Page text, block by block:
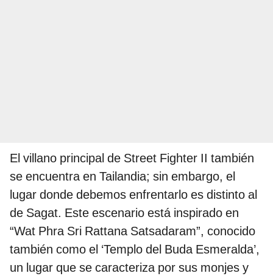
El villano principal de Street Fighter II también
se encuentra en Tailandia; sin embargo, el
lugar donde debemos enfrentarlo es distinto al
de Sagat. Este escenario está inspirado en
“Wat Phra Sri Rattana Satsadaram”, conocido
también como el ‘Templo del Buda Esmeralda’,
un lugar que se caracteriza por sus monjes y